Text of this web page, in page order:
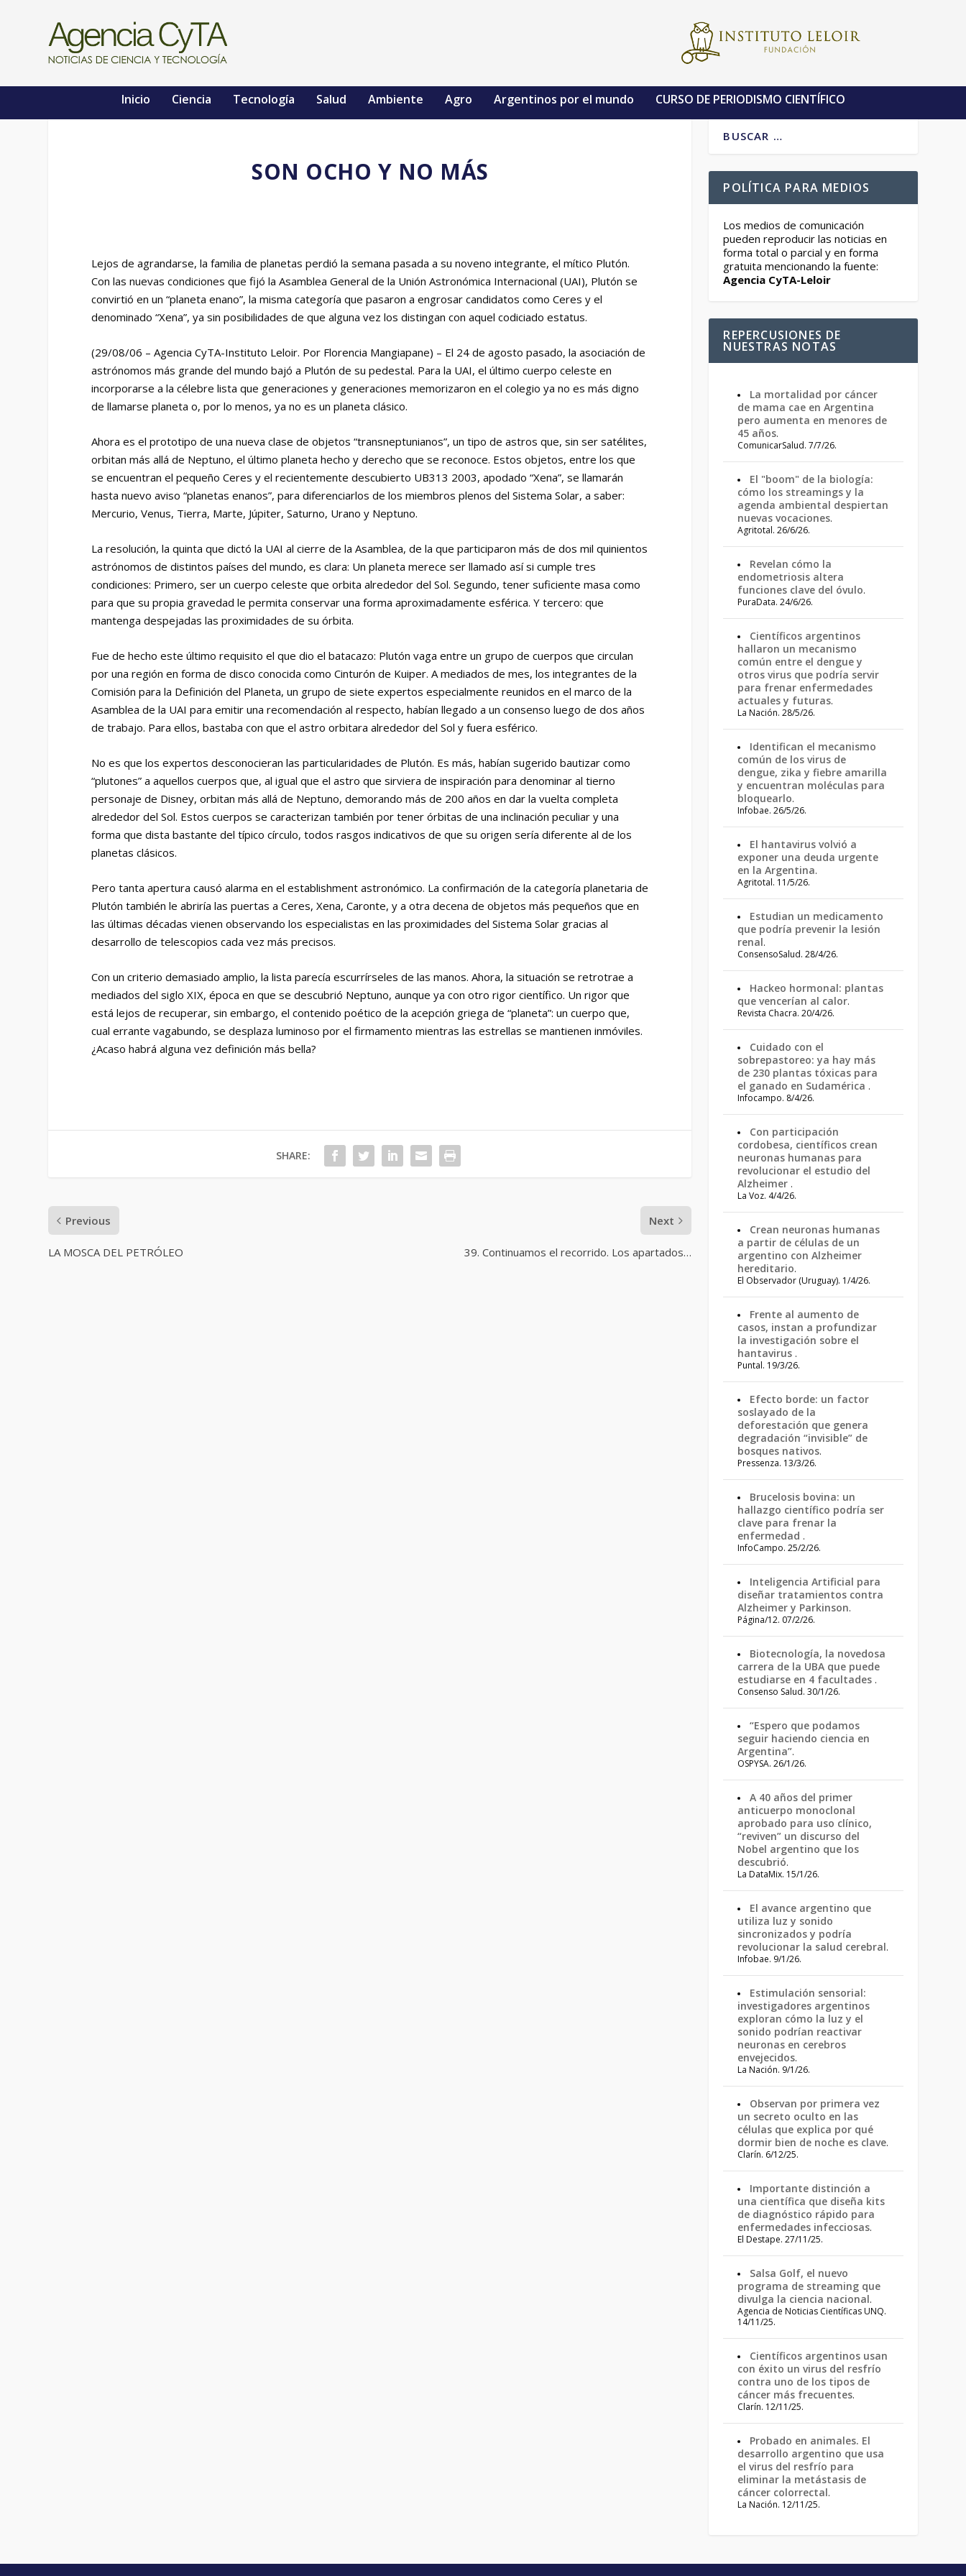
Inicio Ciencia Tecnología Salud Ambiente Agro Argentinos por el mundo CURSO DE PERIODISMO CIENTÍFICO
SON OCHO Y NO MÁS
Lejos de agrandarse, la familia de planetas perdió la semana pasada a su noveno integrante, el mítico Plutón.
Con las nuevas condiciones que fijó la Asamblea General de la Unión Astronómica Internacional (UAI), Plutón se
convirtió en un “planeta enano”, la misma categoría que pasaron a engrosar candidatos como Ceres y el
denominado “Xena”, ya sin posibilidades de que alguna vez los distingan con aquel codiciado estatus.
(29/08/06 – Agencia CyTA-Instituto Leloir. Por Florencia Mangiapane) – El 24 de agosto pasado, la asociación de
astrónomos más grande del mundo bajó a Plutón de su pedestal. Para la UAI, el último cuerpo celeste en
incorporarse a la célebre lista que generaciones y generaciones memorizaron en el colegio ya no es más digno
de llamarse planeta o, por lo menos, ya no es un planeta clásico.
Ahora es el prototipo de una nueva clase de objetos “transneptunianos”, un tipo de astros que, sin ser satélites,
orbitan más allá de Neptuno, el último planeta hecho y derecho que se reconoce. Estos objetos, entre los que
se encuentran el pequeño Ceres y el recientemente descubierto UB313 2003, apodado “Xena”, se llamarán
hasta nuevo aviso “planetas enanos”, para diferenciarlos de los miembros plenos del Sistema Solar, a saber:
Mercurio, Venus, Tierra, Marte, Júpiter, Saturno, Urano y Neptuno.
La resolución, la quinta que dictó la UAI al cierre de la Asamblea, de la que participaron más de dos mil quinientos
astrónomos de distintos países del mundo, es clara: Un planeta merece ser llamado así si cumple tres
condiciones: Primero, ser un cuerpo celeste que orbita alrededor del Sol. Segundo, tener suficiente masa como
para que su propia gravedad le permita conservar una forma aproximadamente esférica. Y tercero: que
mantenga despejadas las proximidades de su órbita.
Fue de hecho este último requisito el que dio el batacazo: Plutón vaga entre un grupo de cuerpos que circulan
por una región en forma de disco conocida como Cinturón de Kuiper. A mediados de mes, los integrantes de la
Comisión para la Definición del Planeta, un grupo de siete expertos especialmente reunidos en el marco de la
Asamblea de la UAI para emitir una recomendación al respecto, habían llegado a un consenso luego de dos años
de trabajo. Para ellos, bastaba con que el astro orbitara alrededor del Sol y fuera esférico.
No es que los expertos desconocieran las particularidades de Plutón. Es más, habían sugerido bautizar como
“plutones” a aquellos cuerpos que, al igual que el astro que sirviera de inspiración para denominar al tierno
personaje de Disney, orbitan más allá de Neptuno, demorando más de 200 años en dar la vuelta completa
alrededor del Sol. Estos cuerpos se caracterizan también por tener órbitas de una inclinación peculiar y una
forma que dista bastante del típico círculo, todos rasgos indicativos de que su origen sería diferente al de los
planetas clásicos.
Pero tanta apertura causó alarma en el establishment astronómico. La confirmación de la categoría planetaria de
Plutón también le abriría las puertas a Ceres, Xena, Caronte, y a otra decena de objetos más pequeños que en
las últimas décadas vienen observando los especialistas en las proximidades del Sistema Solar gracias al
desarrollo de telescopios cada vez más precisos.
Con un criterio demasiado amplio, la lista parecía escurrírseles de las manos. Ahora, la situación se retrotrae a
mediados del siglo XIX, época en que se descubrió Neptuno, aunque ya con otro rigor científico. Un rigor que
está lejos de recuperar, sin embargo, el contenido poético de la acepción griega de “planeta”: un cuerpo que,
cual errante vagabundo, se desplaza luminoso por el firmamento mientras las estrellas se mantienen inmóviles.
¿Acaso habrá alguna vez definición más bella?
SHARE:
Previous
LA MOSCA DEL PETRÓLEO
Next
39. Continuamos el recorrido. Los apartados…
POLÍTICA PARA MEDIOS
Los medios de comunicación
pueden reproducir las noticias en
forma total o parcial y en forma
gratuita mencionando la fuente:
Agencia CyTA-Leloir
REPERCUSIONES DE
NUESTRAS NOTAS
La mortalidad por cáncer
de mama cae en Argentina
pero aumenta en menores de
45 años.
ComunicarSalud. 7/7/26.
El "boom" de la biología:
cómo los streamings y la
agenda ambiental despiertan
nuevas vocaciones.
Agritotal. 26/6/26.
Revelan cómo la
endometriosis altera
funciones clave del óvulo.
PuraData. 24/6/26.
Científicos argentinos
hallaron un mecanismo
común entre el dengue y
otros virus que podría servir
para frenar enfermedades
actuales y futuras.
La Nación. 28/5/26.
Identifican el mecanismo
común de los virus de
dengue, zika y fiebre amarilla
y encuentran moléculas para
bloquearlo.
Infobae. 26/5/26.
El hantavirus volvió a
exponer una deuda urgente
en la Argentina.
Agritotal. 11/5/26.
Estudian un medicamento
que podría prevenir la lesión
renal.
ConsensoSalud. 28/4/26.
Hackeo hormonal: plantas
que vencerían al calor.
Revista Chacra. 20/4/26.
Cuidado con el
sobrepastoreo: ya hay más
de 230 plantas tóxicas para
el ganado en Sudamérica .
Infocampo. 8/4/26.
Con participación
cordobesa, científicos crean
neuronas humanas para
revolucionar el estudio del
Alzheimer .
La Voz. 4/4/26.
Crean neuronas humanas
a partir de células de un
argentino con Alzheimer
hereditario.
El Observador (Uruguay). 1/4/26.
Frente al aumento de
casos, instan a profundizar
la investigación sobre el
hantavirus .
Puntal. 19/3/26.
Efecto borde: un factor
soslayado de la
deforestación que genera
degradación “invisible” de
bosques nativos.
Pressenza. 13/3/26.
Brucelosis bovina: un
hallazgo científico podría ser
clave para frenar la
enfermedad .
InfoCampo. 25/2/26.
Inteligencia Artificial para
diseñar tratamientos contra
Alzheimer y Parkinson.
Página/12. 07/2/26.
Biotecnología, la novedosa
carrera de la UBA que puede
estudiarse en 4 facultades .
Consenso Salud. 30/1/26.
“Espero que podamos
seguir haciendo ciencia en
Argentina”.
OSPYSA. 26/1/26.
A 40 años del primer
anticuerpo monoclonal
aprobado para uso clínico,
“reviven” un discurso del
Nobel argentino que los
descubrió.
La DataMix. 15/1/26.
El avance argentino que
utiliza luz y sonido
sincronizados y podría
revolucionar la salud cerebral.
Infobae. 9/1/26.
Estimulación sensorial:
investigadores argentinos
exploran cómo la luz y el
sonido podrían reactivar
neuronas en cerebros
envejecidos.
La Nación. 9/1/26.
Observan por primera vez
un secreto oculto en las
células que explica por qué
dormir bien de noche es clave.
Clarín. 6/12/25.
Importante distinción a
una científica que diseña kits
de diagnóstico rápido para
enfermedades infecciosas.
El Destape. 27/11/25.
Salsa Golf, el nuevo
programa de streaming que
divulga la ciencia nacional.
Agencia de Noticias Científicas UNQ.
14/11/25.
Científicos argentinos usan
con éxito un virus del resfrío
contra uno de los tipos de
cáncer más frecuentes.
Clarín. 12/11/25.
Probado en animales. El
desarrollo argentino que usa
el virus del resfrío para
eliminar la metástasis de
cáncer colorrectal.
La Nación. 12/11/25.